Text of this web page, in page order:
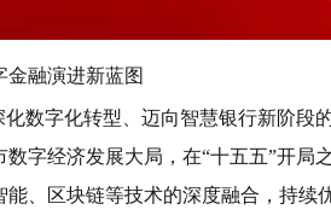
融演进新蓝图
化数字化转型、迈向智慧银行新阶
字经济发展大局，在“十五五”开
、区块链等技术的深度融合，持续